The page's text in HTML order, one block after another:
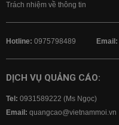
Trách nhiệm về thông tin
Hotline: 0975798489 Email:
DỊCH VỤ QUẢNG CÁO:
Tel: 0931589222 (Ms Ngọc)
Email: quangcao@vietnammoi.vn